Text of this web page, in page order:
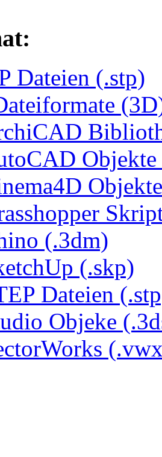
Dateien (.stp)
(.3dm)
(.skp)
Dateien
Objeke